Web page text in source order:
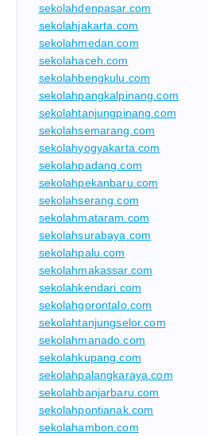
sekolahdenpasar.com
sekolahjakarta.com
sekolahmedan.com
sekolahaceh.com
sekolahbengkulu.com
sekolahpangkalpinang.com
sekolahtanjungpinang.com
sekolahsemarang.com
sekolahyogyakarta.com
sekolahpadang.com
sekolahpekanbaru.com
sekolahserang.com
sekolahmataram.com
sekolahsurabaya.com
sekolahpalu.com
sekolahmakassar.com
sekolahkendari.com
sekolahgorontalo.com
sekolahtanjungselor.com
sekolahmanado.com
sekolahkupang.com
sekolahpalangkaraya.com
sekolahbanjarbaru.com
sekolahpontianak.com
sekolahambon.com